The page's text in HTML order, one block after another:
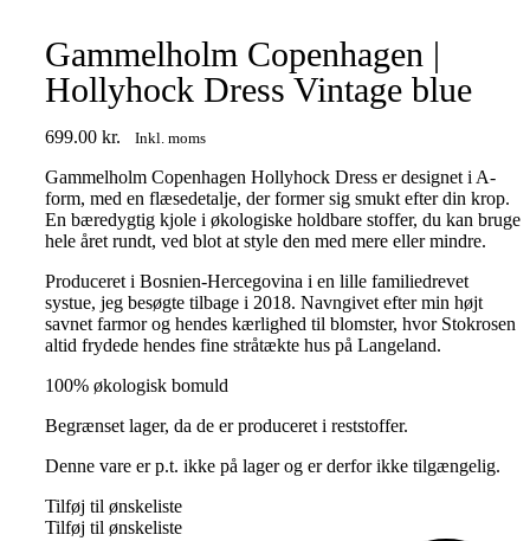
Gammelholm Copenhagen |
Hollyhock Dress Vintage blue
699.00 kr. Inkl. moms
Gammelholm Copenhagen Hollyhock Dress er designet i A-
form, med en flæsedetalje, der former sig smukt efter din krop.
En bæredygtig kjole i økologiske holdbare stoffer, du kan bruge
hele året rundt, ved blot at style den med mere eller mindre.
Produceret i Bosnien-Hercegovina i en lille familiedrevet
systue, jeg besøgte tilbage i 2018. Navngivet efter min højt
savnet farmor og hendes kærlighed til blomster, hvor Stokrosen
altid frydede hendes fine stråtækte hus på Langeland.
100% økologisk bomuld
Begrænset lager, da de er produceret i reststoffer.
Denne vare er p.t. ikke på lager og er derfor ikke tilgængelig.
Tilføj til ønskeliste
Tilføj til ønskeliste